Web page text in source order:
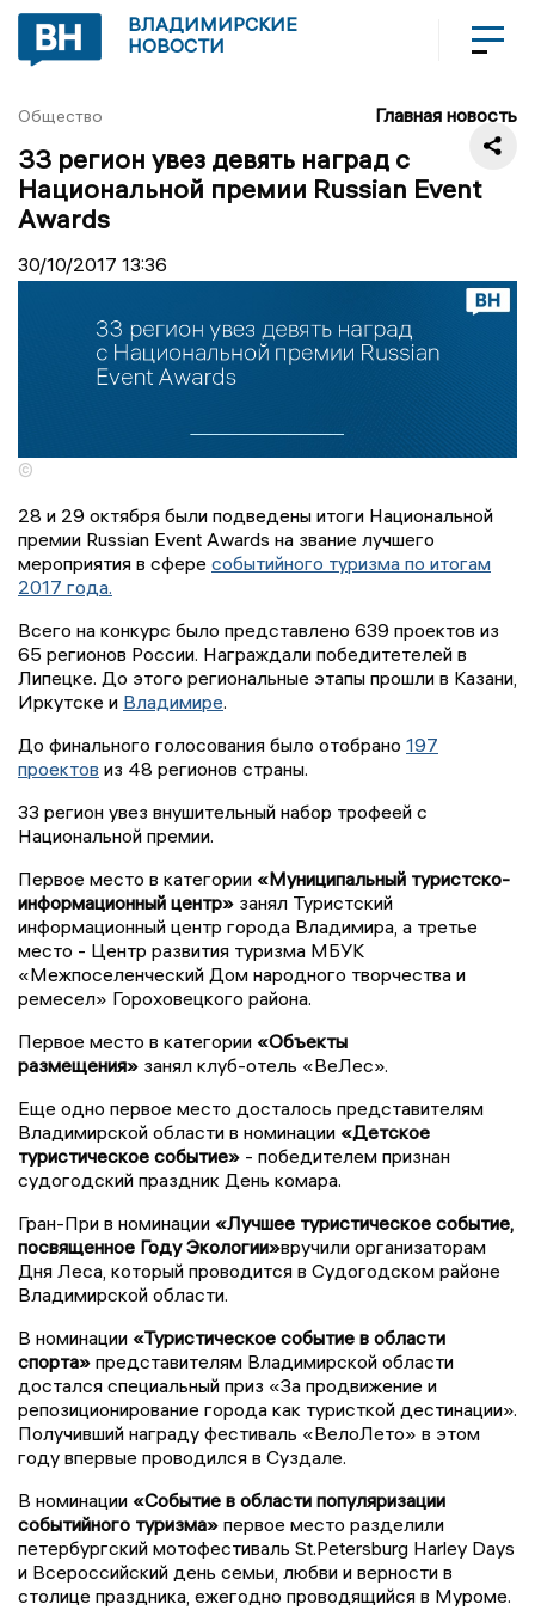
ВЛАДИМИРСКИЕ
НОВОСТИ
Общество Главная новость
33 регион увез девять наград с
Национальной премии Russian Event
Awards
30/10/2017 13:36
©
28 и 29 октября были подведены итоги Национальной
премии Russian Event Awards на звание лучшего
мероприятия в сфере событийного туризма по итогам
2017 года.
Всего на конкурс было представлено 639 проектов из
65 регионов России. Награждали победитетелей в
Липецке. До этого региональные этапы прошли в Казани,
Иркутске и Владимире.
До финального голосования было отобрано 197
проектов из 48 регионов страны.
33 регион увез внушительный набор трофеей с
Национальной премии.
Первое место в категории «Муниципальный туристско-
информационный центр» занял Туристский
информационный центр города Владимира, а третье
место - Центр развития туризма МБУК
«Межпоселенческий Дом народного творчества и
ремесел» Гороховецкого района.
Первое место в категории «Объекты
размещения» занял клуб-отель «ВеЛес».
Еще одно первое место досталось представителям
Владимирской области в номинации «Детское
туристическое событие» - победителем признан
судогодский праздник День комара.
Гран-При в номинации «Лучшее туристическое событие,
посвященное Году Экологии»вручили организаторам
Дня Леса, который проводится в Судогодском районе
Владимирской области.
В номинации «Туристическое событие в области
спорта» представителям Владимирской области
достался специальный приз «За продвижение и
репозиционирование города как туристкой дестинации».
Получивший награду фестиваль «ВелоЛето» в этом
году впервые проводился в Суздале.
В номинации «Событие в области популяризации
событийного туризма» первое место разделили
петербургский мотофестиваль St.Petersburg Harley Days
и Всероссийский день семьи, любви и верности в
столице праздника, ежегодно проводящийся в Муроме.